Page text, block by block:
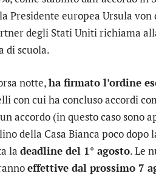
Presidente europea Ursula von
degli Stati Uniti richiama
di scuola.
notte,ha firmato l’ordine
con cui ha concluso accordi
accordo (in questo caso sono
della Casa Bianca poco dopo
la deadline del 1° agosto. Le
effettive dal prossimo 7